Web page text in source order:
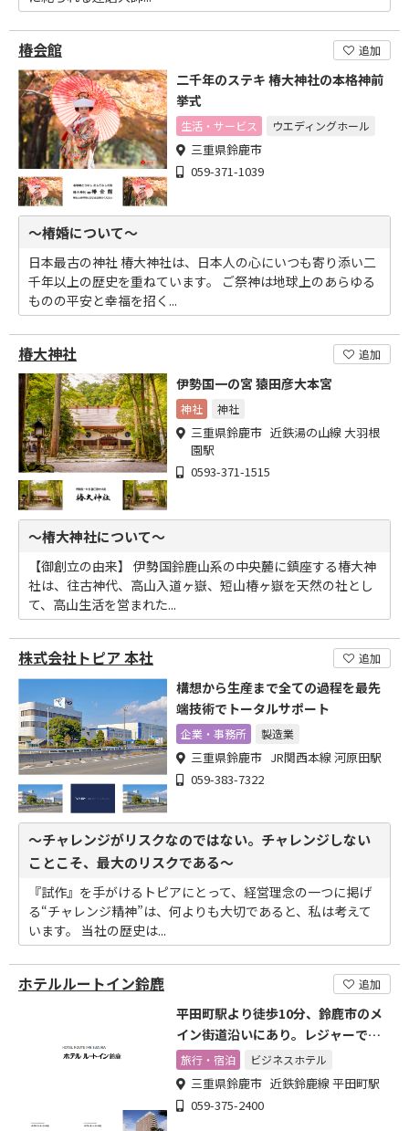
椿会館 追加
二千年のステキ 椿大神社の本格神前
挙式
生活・サービス ウエディングホール
三重県鈴鹿市
059-371-1039
～椿婚について～
日本最古の神社 椿大神社は、日本人の心にいつも寄り添い二
千年以上の歴史を重ねています。 ご祭神は地球上のあらゆる
ものの平安と幸福を招く...
椿大神社 追加
伊勢国一の宮 猿田彦大本宮
神社 神社
三重県鈴鹿市 近鉄湯の山線 大羽根
園駅
0593-371-1515
～椿大神社について～
【御創立の由来】 伊勢国鈴鹿山系の中央麓に鎮座する椿大神
社は、往古神代、高山入道ヶ嶽、短山椿ヶ嶽を天然の社とし
て、高山生活を営まれた...
株式会社トピア 本社 追加
構想から生産まで全ての過程を最先
端技術でトータルサポート
企業・事務所 製造業
三重県鈴鹿市 JR関西本線 河原田駅
059-383-7322
～チャレンジがリスクなのではない。チャレンジしない
ことこそ、最大のリスクである～
『試作』を手がけるトピアにとって、経営理念の一つに掲げ
る“チャレンジ精神”は、何よりも大切であると、私は考えて
います。 当社の歴史は...
ホテルルートイン鈴鹿 追加
平田町駅より徒歩10分、鈴鹿市のメ
イン街道沿いにあり。レジャーでの
ご利用にも是非どうぞ。
旅行・宿泊 ビジネスホテル
三重県鈴鹿市 近鉄鈴鹿線 平田町駅
059-375-2400